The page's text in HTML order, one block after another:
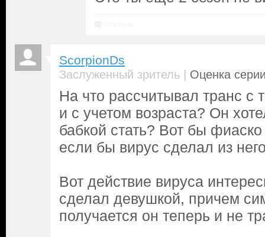
ScorpionDs
Заслуженный зритель | Оценка
На что рассчитывал транс с
и с учетом возраста? Он
бабкой стать? Вот бы
если бы вирус сделал из
Вот действие вируса
сделал девушкой, причем
получается он теперь и не